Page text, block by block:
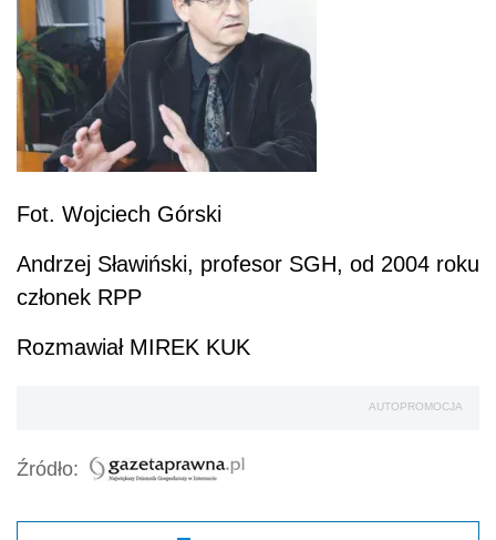
Fot. Wojciech Górski
Andrzej Sławiński, profesor SGH, od 2004 roku
członek RPP
Rozmawiał MIREK KUK
AUTOPROMOCJA
Źródło: